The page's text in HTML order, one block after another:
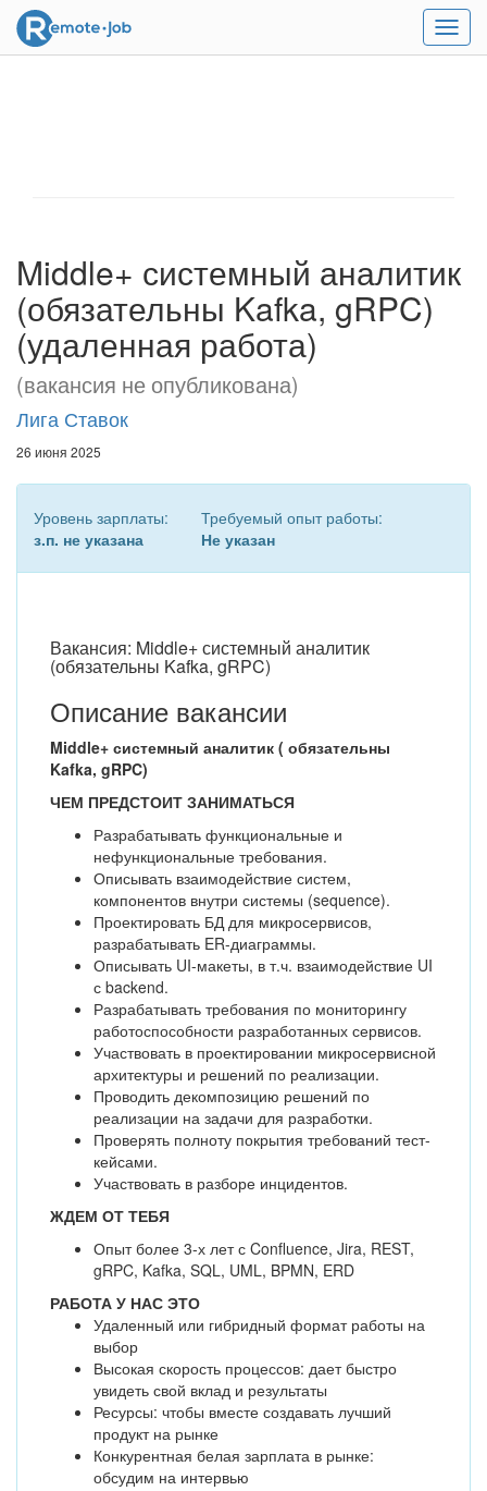
Меню
Middle+ системный аналитик
(обязательны Kafka, gRPC)
(удаленная работа)
(вакансия не опубликована)
Лига Ставок
26 июня 2025
Уровень зарплаты:
з.п. не указана
Требуемый опыт работы:
Не указан
Вакансия: Middle+ системный аналитик
(обязательны Kafka, gRPC)
Описание вакансии
Middle+ системный аналитик ( обязательны
Kafka, gRPC)
ЧЕМ ПРЕДСТОИТ ЗАНИМАТЬСЯ
Разрабатывать функциональные и
нефункциональные требования.
Описывать взаимодействие систем,
компонентов внутри системы (sequence).
Проектировать БД для микросервисов,
разрабатывать ER-диаграммы.
Описывать UI-макеты, в т.ч. взаимодействие UI
с backend.
Разрабатывать требования по мониторингу
работоспособности разработанных сервисов.
Участвовать в проектировании микросервисной
архитектуры и решений по реализации.
Проводить декомпозицию решений по
реализации на задачи для разработки.
Проверять полноту покрытия требований тест-
кейсами.
Участвовать в разборе инцидентов.
ЖДЕМ ОТ ТЕБЯ
Опыт более 3-х лет с Confluence, Jira, REST,
gRPC, Kafka, SQL, UML, BPMN, ERD
РАБОТА У НАС ЭТО
Удаленный или гибридный формат работы на
выбор
Высокая скорость процессов: дает быстро
увидеть свой вклад и результаты
Ресурсы: чтобы вместе создавать лучший
продукт на рынке
Конкурентная белая зарплата в рынке:
обсудим на интервью